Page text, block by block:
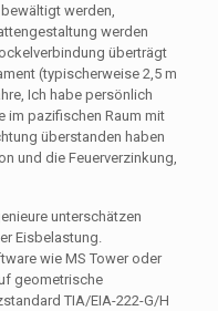
werden,
werden
überträgt
(typischerweise 2,5 m
Ich habe persönlich
im pazifischen Raum mit
überstanden haben
und die Feuerverzinkung,
unterschätzen
Eisbelastung.
wie MS Tower oder
geometrische
TIA/EIA-222-G/H